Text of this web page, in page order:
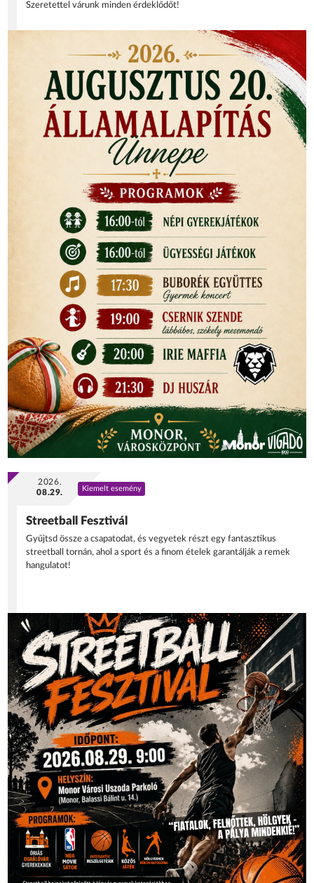
Szeretettel várunk minden érdeklődőt!
2026.
08.29.
Kiemelt esemény
Streetball Fesztivál
Gyűjtsd össze a csapatodat, és vegyetek részt egy fantasztikus
streetball tornán, ahol a sport és a finom ételek garantálják a remek
hangulatot!